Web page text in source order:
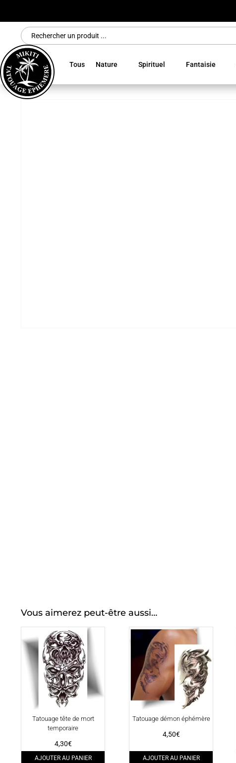
Search
for:
Tous Nature Spirituel Fantaisie
Vous aimerez peut-être aussi…
Tatouage tête de mort
temporaire
4,30€
AJOUTER AU PANIER
Tatouage démon éphémère
4,50€
AJOUTER AU PANIER